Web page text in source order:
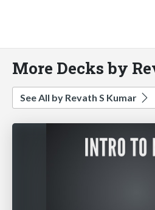
More Decks by
See All by Revath S Kumar